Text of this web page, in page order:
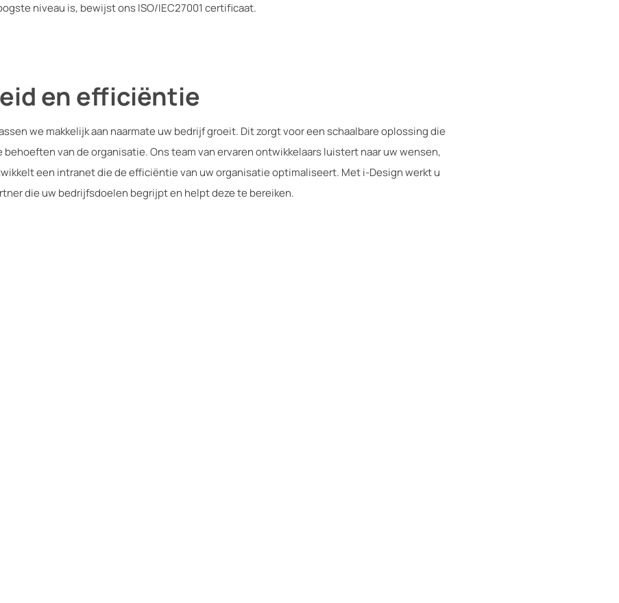
niveau is, bewijst ons ISO/IEC27001 certificaat.
en efficiëntie
we makkelijk aan naarmate uw bedrijf groeit. Dit zorgt voor een schaalbare oplossing die
van de organisatie. Ons team van ervaren ontwikkelaars luistert naar uw wensen,
een intranet die de efficiëntie van uw organisatie optimaliseert. Met i-Design werkt u
die uw bedrijfsdoelen begrijpt en helpt deze te bereiken.